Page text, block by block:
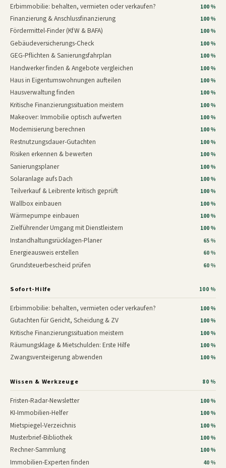
Erbimmobilie: behalten, vermieten oder verkaufen? 100 %
Finanzierung & Anschlussfinanzierung 100 %
Fördermittel-Finder (KfW & BAFA) 100 %
Gebäudeversicherungs-Check 100 %
GEG-Pflichten & Sanierungsfahrplan 100 %
Handwerker finden & Angebote vergleichen 100 %
Haus in Eigentumswohnungen aufteilen 100 %
Hausverwaltung finden 100 %
Kritische Finanzierungssituation meistern 100 %
Makeover: Immobilie optisch aufwerten 100 %
Modernisierung berechnen 100 %
Restnutzungsdauer-Gutachten 100 %
Risiken erkennen & bewerten 100 %
Sanierungsplaner 100 %
Solaranlage aufs Dach 100 %
Teilverkauf & Leibrente kritisch geprüft 100 %
Wallbox einbauen 100 %
Wärmepumpe einbauen 100 %
Zielführender Umgang mit Dienstleistern 100 %
Instandhaltungsrücklagen-Planer 65 %
Energieausweis erstellen 60 %
Grundsteuerbescheid prüfen 60 %
Sofort-Hilfe 100 %
Erbimmobilie: behalten, vermieten oder verkaufen? 100 %
Gutachten für Gericht, Scheidung & ZV 100 %
Kritische Finanzierungssituation meistern 100 %
Räumungsklage & Mietschulden: Erste Hilfe 100 %
Zwangsversteigerung abwenden 100 %
Wissen & Werkzeuge 80 %
Fristen-Radar-Newsletter 100 %
KI-Immobilien-Helfer 100 %
Mietspiegel-Verzeichnis 100 %
Musterbrief-Bibliothek 100 %
Rechner-Sammlung 100 %
Immobilien-Experten finden 40 %